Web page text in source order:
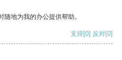
地为我的办公提供帮助。
支持[0] 反对[0]